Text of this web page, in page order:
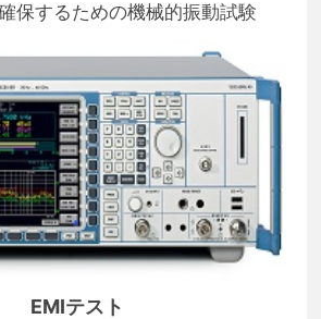
保するための機械的振動試験
EMIテスト